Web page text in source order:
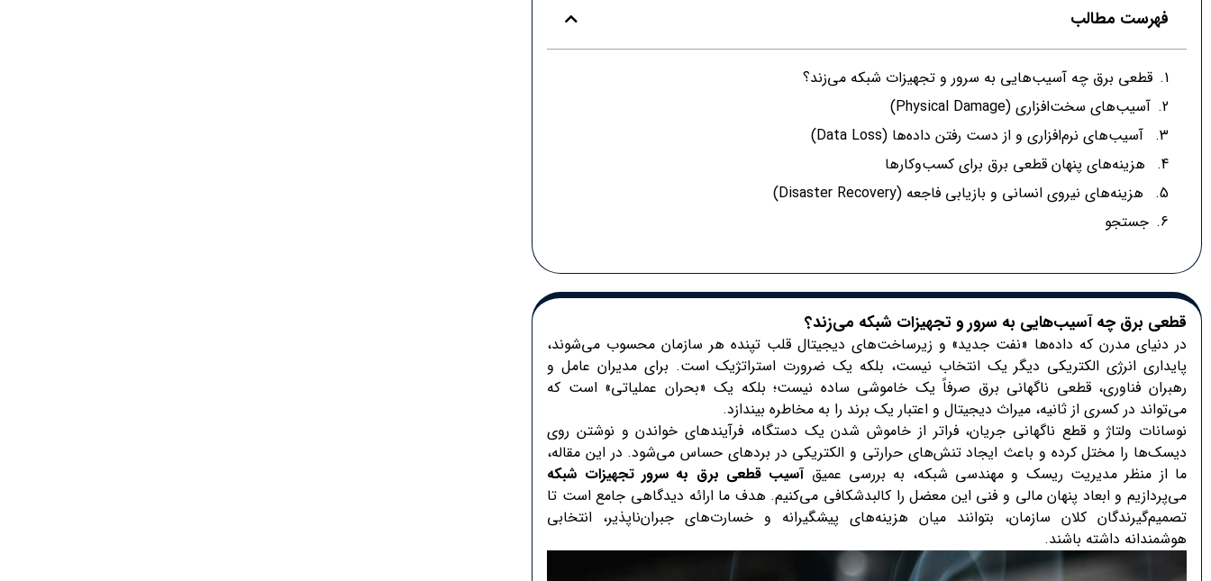
فهرست مطالب
قطعی برق چه آسیب‌هایی به سرور و تجهیزات شبکه می‌زند؟
آسیب‌های سخت‌افزاری (Physical Damage)
آسیب‌های نرم‌افزاری و از دست رفتن داده‌ها (Data Loss)
هزینه‌های پنهان قطعی برق برای کسب‌وکارها
هزینه‌های نیروی انسانی و بازیابی فاجعه (Disaster Recovery)
جستجو
قطعی برق چه آسیب‌هایی به سرور و تجهیزات شبکه می‌زند؟
در دنیای مدرن که داده‌ها «نفت جدید» و زیرساخت‌های دیجیتال قلب تپنده هر سازمان محسوب می‌شوند،
پایداری انرژی الکتریکی دیگر یک انتخاب نیست، بلکه یک ضرورت استراتژیک است. برای مدیران عامل و
رهبران فناوری، قطعی ناگهانی برق صرفاً یک خاموشی ساده نیست؛ بلکه یک «بحران عملیاتی» است که
می‌تواند در کسری از ثانیه، میراث دیجیتال و اعتبار یک برند را به مخاطره بیندازد.
نوسانات ولتاژ و قطع ناگهانی جریان، فراتر از خاموش شدن یک دستگاه، فرآیندهای خواندن و نوشتن روی
دیسک‌ها را مختل کرده و باعث ایجاد تنش‌های حرارتی و الکتریکی در بردهای حساس می‌شود. در این مقاله،
ما از منظر مدیریت ریسک و مهندسی شبکه، به بررسی عمیقآسیب قطعی برق به سرور تجهیزات شبکه
می‌پردازیم و ابعاد پنهان مالی و فنی این معضل را کالبدشکافی می‌کنیم. هدف ما ارائه دیدگاهی جامع است تا
تصمیم‌گیرندگان کلان سازمان، بتوانند میان هزینه‌های پیشگیرانه و خسارت‌های جبران‌ناپذیر، انتخابی
هوشمندانه داشته باشند.